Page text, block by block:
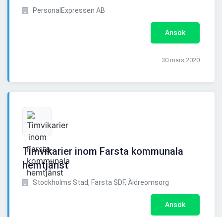
PersonalExpressen AB
Ansök
30 mars 2020
Timvikarier inom Farsta kommunala
hemtjänst
Stockholms Stad, Farsta SDF, Äldreomsorg
Ansök